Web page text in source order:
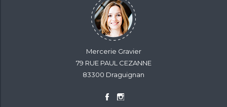
Mercerie Gravier
79 RUE PAUL CEZANNE
83300 Draguignan